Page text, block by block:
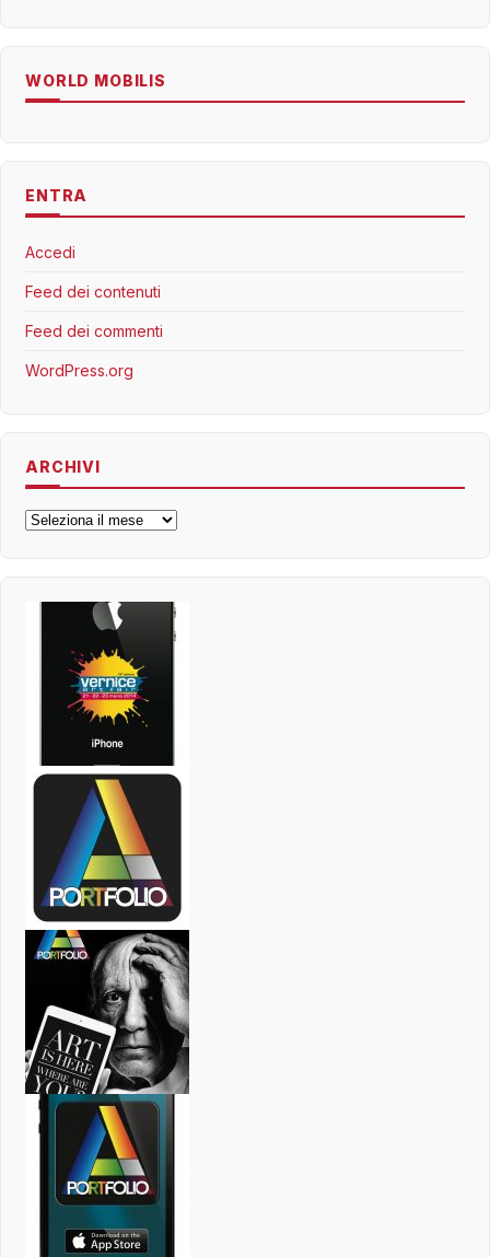
WORLD MOBILIS
ENTRA
Accedi
Feed dei contenuti
Feed dei commenti
WordPress.org
ARCHIVI
Archivi